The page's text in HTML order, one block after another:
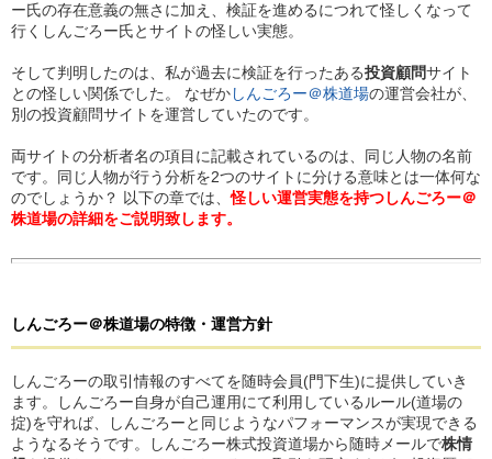
ー氏の存在意義の無さに加え、検証を進めるにつれて怪しくなって
行くしんごろー氏とサイトの怪しい実態。
そして判明したのは、私が過去に検証を行ったある投資顧問サイト
との怪しい関係でした。 なぜかしんごろー＠株道場の運営会社が、
別の投資顧問サイトを運営していたのです。
両サイトの分析者名の項目に記載されているのは、同じ人物の名前
です。同じ人物が行う分析を2つのサイトに分ける意味とは一体何な
のでしょうか？ 以下の章では、怪しい運営実態を持つしんごろー＠
株道場の詳細をご説明致します。
しんごろー＠株道場の特徴・運営方針
しんごろーの取引情報のすべてを随時会員(門下生)に提供していき
ます。しんごろー自身が自己運用にて利用しているルール(道場の
掟)を守れば、しんごろーと同じようなパフォーマンスが実現できる
ようなるそうです。しんごろー株式投資道場から随時メールで株情